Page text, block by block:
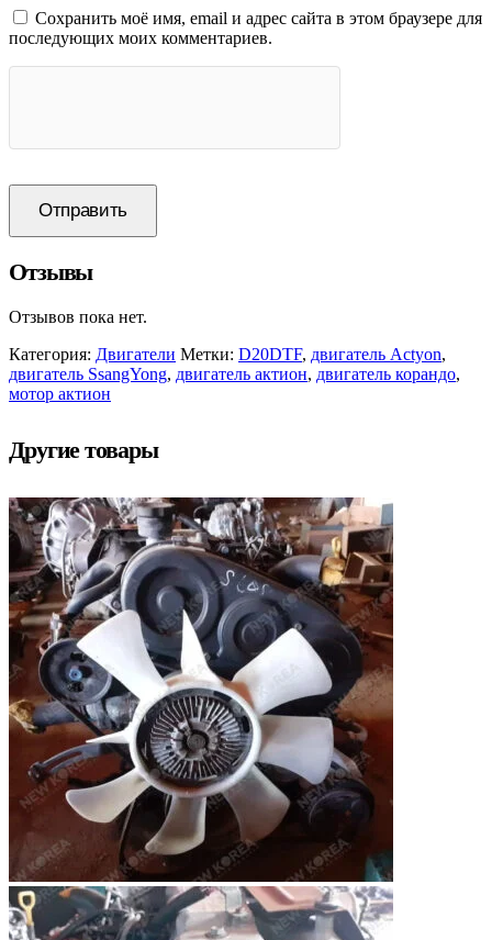
Сохранить моё имя, email и адрес сайта в этом браузере для
последующих моих комментариев.
Отзывы
Отзывов пока нет.
Категория: Двигатели Метки: D20DTF, двигатель Actyon,
двигатель SsangYong, двигатель актион, двигатель корандо,
мотор актион
Другие товары